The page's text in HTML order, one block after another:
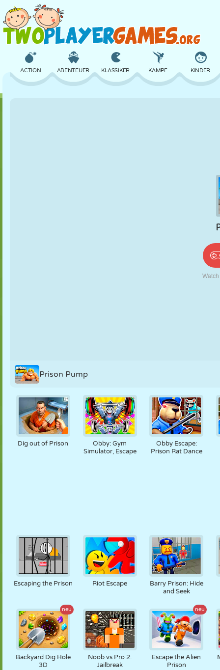
ACTION ABENTEUER KLASSIKER KAMPF KINDER
Prison Pump
Dig out of Prison
Obby: Gym
Simulator, Escape
Obby Escape:
Prison Rat Dance
Escaping the Prison Riot Escape
Barry Prison: Hide
and Seek
neu
Backyard Dig Hole
3D
Noob vs Pro 2:
Jailbreak
neu
Escape the Alien
Prison